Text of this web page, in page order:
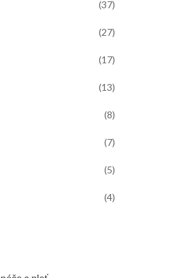
(37)
(27)
(17)
(13)
(8)
(7)
(5)
(4)